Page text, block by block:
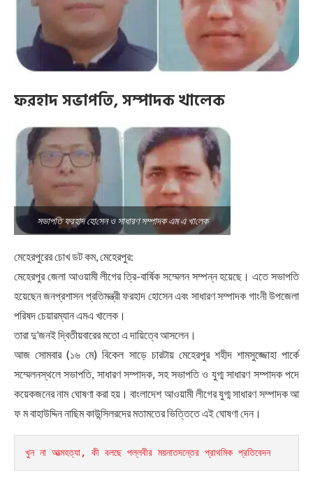
ফরহাদ সভাপতি, সম্পাদক খালেক
সভাপতি ফরহাদ হো‌সেন ও সাধারণ সম্পাদক এম এ খা‌লেক
মেহেরপুরের চোখ ডট কম, মেহেরপুর:
মেহেরপুর জেলা আওয়ামী লীগের ত্রি-বার্ষিক সম্মেলন সম্পন্ন হয়েছে। এতে সভাপতি
হয়েছেন জনপ্রশাসন প্রতিমন্ত্রী ফরহাদ হোসেন এবং সাধারণ সম্পাদক গাংনী উপজেলা
পরিষদ চেয়ারম্যান এমএ খালেক।
তারা দু’জনই দ্বিতীয়বারের মতো এ দায়িত্বে আসলেন। ‌
আজ সোমবার (১৬ মে) বিকেল সাড়ে চারটায় মেহেরপুর শহীদ শামসুজ্জোহা পার্কে
সম্মেলনস্থলে সভাপতি, সাধারণ সম্পাদক, সহ সভাপতি ও যুগ্ম সাধারণ সম্পাদক পদে
কয়েকজনের নাম ঘোষণা করা হয়। বাংলাদেশ আওয়ামী লীগের যুগ্ম সাধারণ সম্পাদক আ
ফ ম বাহাউদ্দিন নাছিম কাউন্সিলরদের মতামতের ভিত্তিতে এই ঘোষণা দেন।
খুন না আত্মহত্যা, কী বলছে পল্লবীর ময়নাতদন্তের প্রাথমিক প্রতিবেদন